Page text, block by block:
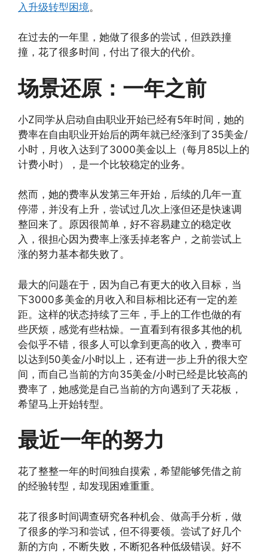
入升级转型困境。
在过去的一年里，她做了很多的尝试，但跌跌撞
撞，花了很多时间，付出了很大的代价。
场景还原： 一年之前
小Z同学从启动自由职业开始已经有5年时间，她的
费率在自由职业开始后的两年就已经涨到了35美金/
小时，月收入达到了3000美金以上（每月85以上的
计费小时），是一个比较稳定的业务。
然而，她的费率从发第三年开始，后续的几年一直
停滞，并没有上升，尝试过几次上涨但还是快速调
整回来了。原因很简单，好不容易建立的稳定收
入，很担心因为费率上涨丢掉老客户，之前尝试上
涨的努力基本都失败了。
最大的问题在于，因为自己有更大的收入目标，当
下3000多美金的月收入和目标相比还有一定的差
距。这样的状态持续了三年，手上的工作也做的有
些厌烦，感觉有些枯燥。一直看到有很多其他的机
会似乎不错，很多人可以拿到更高的收入，费率可
以达到50美金/小时以上，还有进一步上升的很大空
间，而自己当前的方向35美金/小时已经是比较高的
费率了，她感觉是自己当前的方向遇到了天花板，
希望马上开始转型。
最近一年的努力
花了整整一年的时间独自摸索，希望能够凭借之前
的经验转型，却发现困难重重。
花了很多时间调查研究各种机会、做高手分析，做
了很多的学习和尝试，但不得要领。尝试了好几个
新的方向，不断失败，不断犯各种低级错误。好不